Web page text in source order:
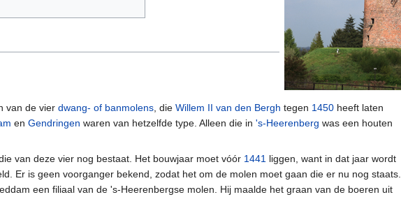
van de vier dwang- of banmolens, die Willem II van den Bergh tegen 1450 heeft laten
en Gendringen waren van hetzelfde type. Alleen die in 's-Heerenberg was een houten
van deze vier nog bestaat. Het bouwjaar moet vóór 1441 liggen, want in dat jaar wordt
Er is geen voorganger bekend, zodat het om de molen moet gaan die er nu nog staats.
een filiaal van de 's-Heerenbergse molen. Hij maalde het graan van de boeren uit